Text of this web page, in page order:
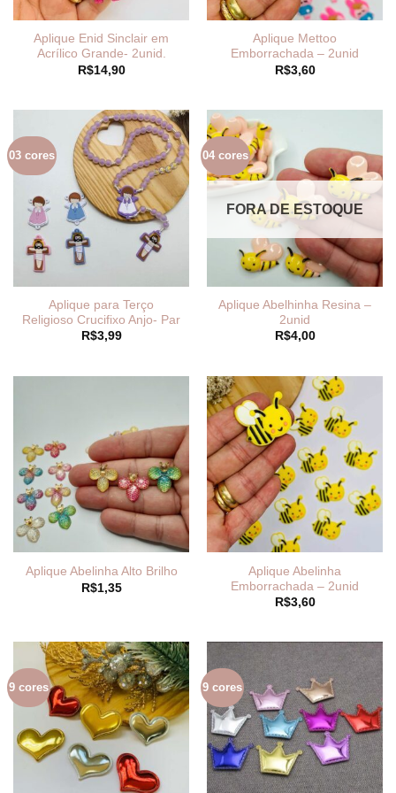
Aplique Enid Sinclair em
Acrílico Grande- 2unid.
R$14,90
Aplique Mettoo
Emborrachada – 2unid
R$3,60
03 cores
Aplique para Terço
Religioso Crucifixo Anjo- Par
R$3,99
04 cores
FORA DE ESTOQUE
Aplique Abelhinha Resina –
2unid
R$4,00
Aplique Abelinha Alto Brilho
R$1,35
Aplique Abelinha
Emborrachada – 2unid
R$3,60
9 cores 9 cores